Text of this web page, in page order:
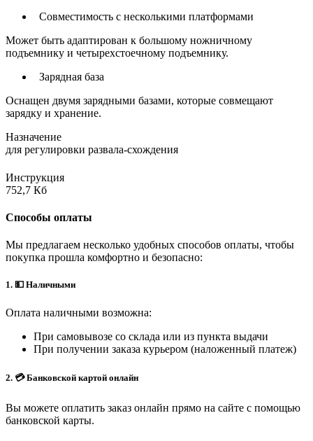
Совместимость с несколькими платформами
Может быть адаптирован к большому ножничному
подъемнику и четырехстоечному подъемнику.
Зарядная база
Оснащен двумя зарядными базами, которые совмещают
зарядку и хранение.
Назначение
для регулировки развала-схождения
Инструкция
752,7 Кб
Способы оплаты
Мы предлагаем несколько удобных способов оплаты, чтобы
покупка прошла комфортно и безопасно:
1. 💵 Наличными
Оплата наличными возможна:
При самовывозе со склада или из пункта выдачи
При получении заказа курьером (наложенный платеж)
2. 💳 Банковской картой онлайн
Вы можете оплатить заказ онлайн прямо на сайте с помощью
банковской карты.